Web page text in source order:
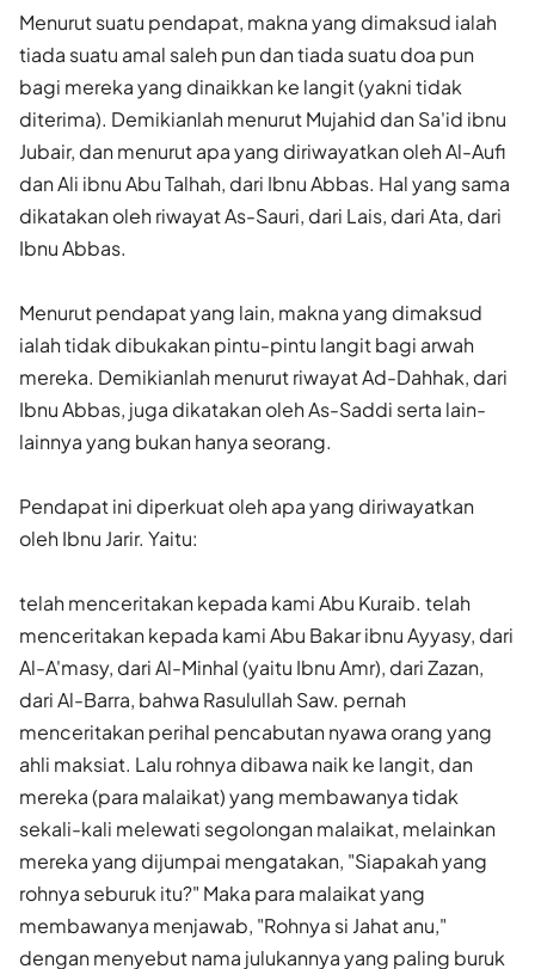
Menurut suatu pendapat, makna yang dimaksud ialah
tiada suatu amal saleh pun dan tiada suatu doa pun
bagi mereka yang dinaikkan ke langit (yakni tidak
diterima). Demikianlah menurut Mujahid dan Sa'id ibnu
Jubair, dan menurut apa yang diriwayatkan oleh Al-Aufi
dan Ali ibnu Abu Talhah, dari Ibnu Abbas. Hal yang sama
dikatakan oleh riwayat As-Sauri, dari Lais, dari Ata, dari
Ibnu Abbas.
Menurut pendapat yang lain, makna yang dimaksud
ialah tidak dibukakan pintu-pintu langit bagi arwah
mereka. Demikianlah menurut riwayat Ad-Dahhak, dari
Ibnu Abbas, juga dikatakan oleh As-Saddi serta lain-
lainnya yang bukan hanya seorang.
Pendapat ini diperkuat oleh apa yang diriwayatkan
oleh Ibnu Jarir. Yaitu:
telah menceritakan kepada kami Abu Kuraib. telah
menceritakan kepada kami Abu Bakar ibnu Ayyasy, dari
Al-A'masy, dari Al-Minhal (yaitu Ibnu Amr), dari Zazan,
dari Al-Barra, bahwa Rasulullah Saw. pernah
menceritakan perihal pencabutan nyawa orang yang
ahli maksiat. Lalu rohnya dibawa naik ke langit, dan
mereka (para malaikat) yang membawanya tidak
sekali-kali melewati segolongan malaikat, melainkan
mereka yang dijumpai mengatakan, "Siapakah yang
rohnya seburuk itu?" Maka para malaikat yang
membawanya menjawab, "Rohnya si Jahat anu,"
dengan menyebut nama julukannya yang paling buruk